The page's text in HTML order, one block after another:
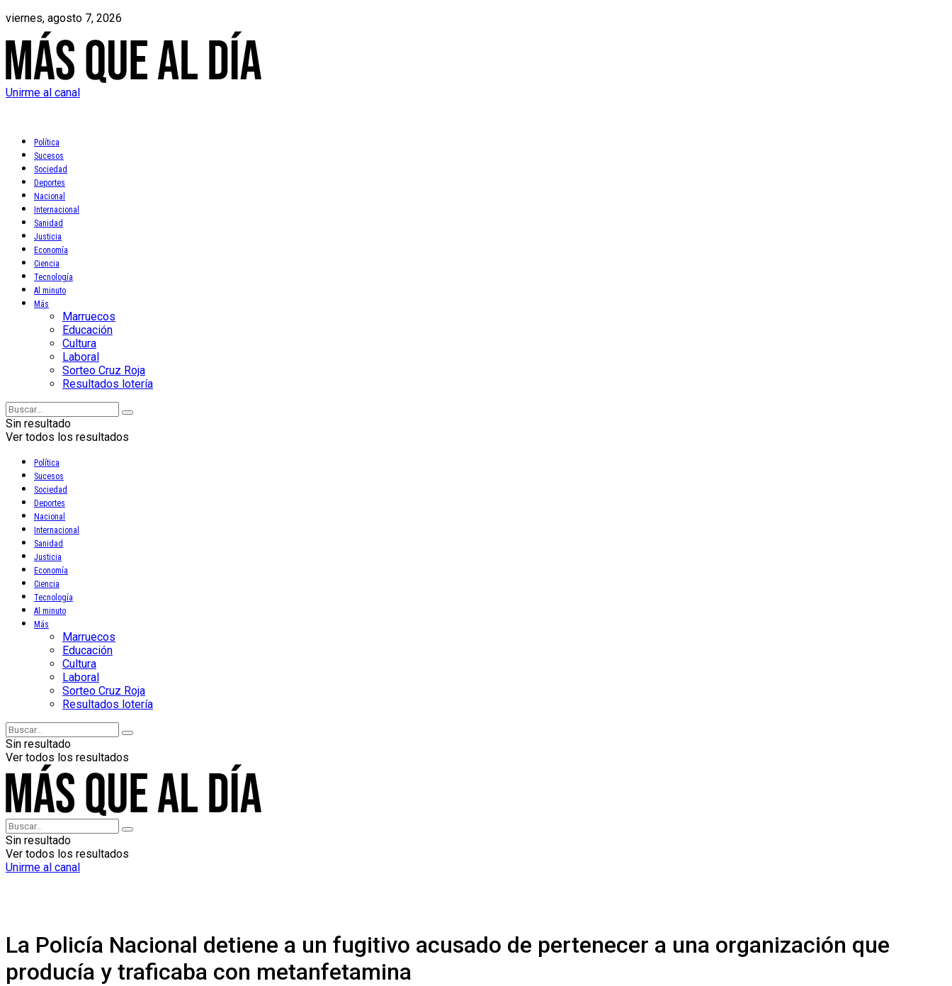
viernes, agosto 7, 2026
Unirme al canal
Política
Sucesos
Sociedad
Deportes
Nacional
Internacional
Sanidad
Justicia
Economía
Ciencia
Tecnología
Al minuto
Más
Marruecos
Educación
Cultura
Laboral
Sorteo Cruz Roja
Resultados lotería
Sin resultado
Ver todos los resultados
Política
Sucesos
Sociedad
Deportes
Nacional
Internacional
Sanidad
Justicia
Economía
Ciencia
Tecnología
Al minuto
Más
Marruecos
Educación
Cultura
Laboral
Sorteo Cruz Roja
Resultados lotería
Sin resultado
Ver todos los resultados
Sin resultado
Ver todos los resultados
Unirme al canal
La Policía Nacional detiene a un fugitivo acusado de pertenecer a una organización que
producía y traficaba con metanfetamina